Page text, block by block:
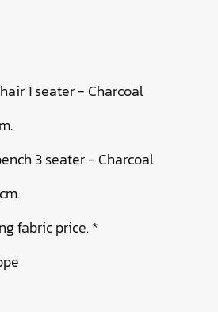
1 seater - Charcoal
3 seater - Charcoal
fabric price. *